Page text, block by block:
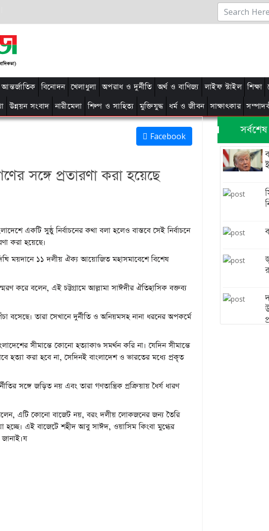
আন্তর্জাতিক বিনোদন খেলাধুলা অপরাধ ও দুর্নীতি অর্থ ও বাণিজ্য লাইফ স্টাইল শিক্ষা
উন্নয়ন সংবাদ নারীমেলা শিল্প ও সাহিত্য মুক্তিযুদ্ধ ধর্ম ও জীবন সাক্ষাৎকার
Facebook
সঙ্গে প্রতারণা করা হয়েছে
একটি সুষ্ঠু নির্বাচনের কথা বলা হলেও বাস্তবে সেই নির্বাচনে
করা হয়েছে।
ময়দানে ১১ দলীয় ঐক্য আয়োজিত মহাসমাবেশে বিশেষ
করে বলেন, এই চট্টগ্রামে আল্লামা সাঈদীর ঐতিহাসিক বক্তব্য
বসেছে। তারা সেখানে দুর্নীতি ও অনিয়মসহ নানা ধরনের অপকর্মে
সীমান্তে কোনো হত্যাকাণ্ড সমর্থন করি না। যেদিন সীমান্তে
হত্যা করা হবে না, সেদিনই বাংলাদেশ ও ভারতের মধ্যে প্রকৃত
সঙ্গে জড়িত নয় এবং তারা গণতান্ত্রিক প্রক্রিয়ায় ধৈর্য ধারণ
বলেন, এটি কোনো বাজেট নয়, বরং দলীয় লোকজনের জন্য তৈরি
হচ্ছে। এই বাজেটে শহীদ আবু সাঈদ, ওয়াসিম কিংবা মুগ্ধের